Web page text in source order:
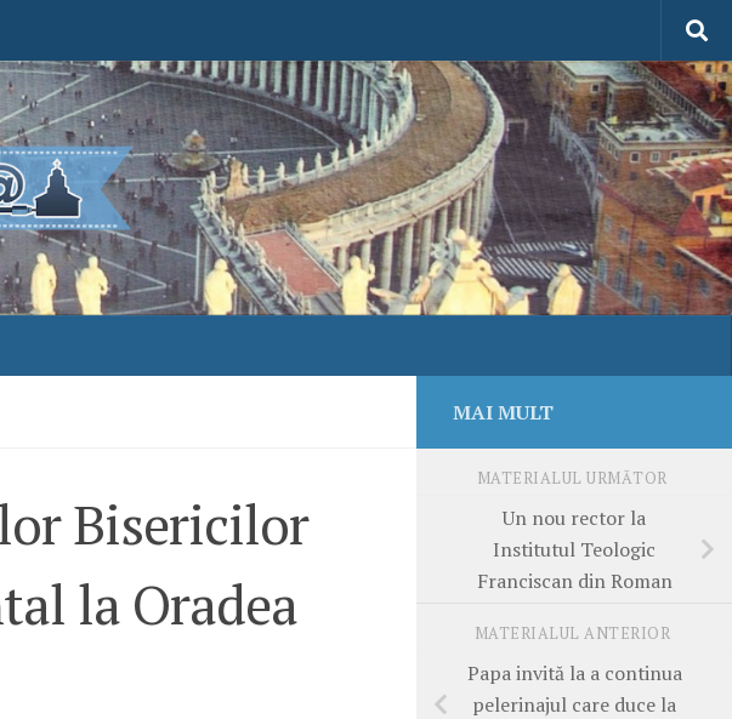
Bisericilor
la Oradea
MAI MULT
MATERIALUL URMĂTOR
Un nou rector la
Institutul Teologic
Franciscan din Roman
MATERIALUL ANTERIOR
Papa invită la a continua
pelerinajul care duce la